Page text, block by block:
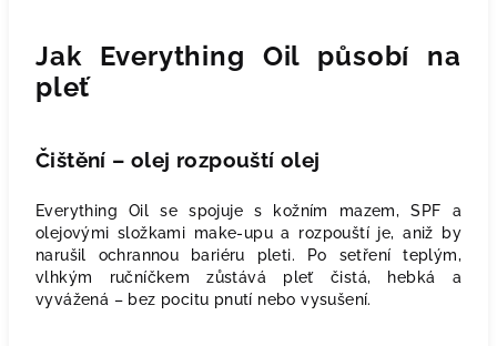
Jak Everything Oil působí na
pleť
Čištění – olej rozpouští olej
Everything Oil se spojuje s kožním mazem, SPF a
olejovými složkami make-upu a rozpouští je, aniž by
narušil ochrannou bariéru pleti. Po setření teplým,
vlhkým ručníčkem zůstává pleť čistá, hebká a
vyvážená – bez pocitu pnutí nebo vysušení.